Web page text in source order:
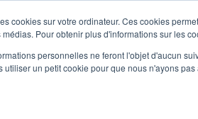
cookies sur votre ordinateur. Ces cookies
médias. Pour obtenir plus d'informations sur les
personnelles ne feront l'objet d'aucun
utiliser un petit cookie pour que nous n'ayons pas
Nos Produits Nos